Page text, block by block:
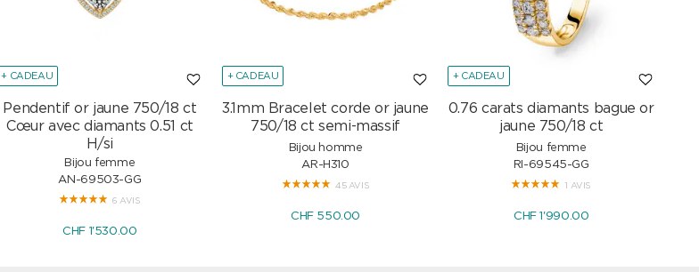
+ CADEAU
Pendentif or jaune 750/18 ct
Cœur avec diamants 0.51 ct
H/si
Bijou femme
AN-69503-GG
6 AVIS
CHF 1'530.00
+ CADEAU
3.1mm Bracelet corde or jaune
750/18 ct semi-massif
Bijou homme
AR-H310
45 AVIS
CHF 550.00
+ CADEAU
0.76 carats diamants bague or
jaune 750/18 ct
Bijou femme
RI-69545-GG
1 AVIS
CHF 1'990.00